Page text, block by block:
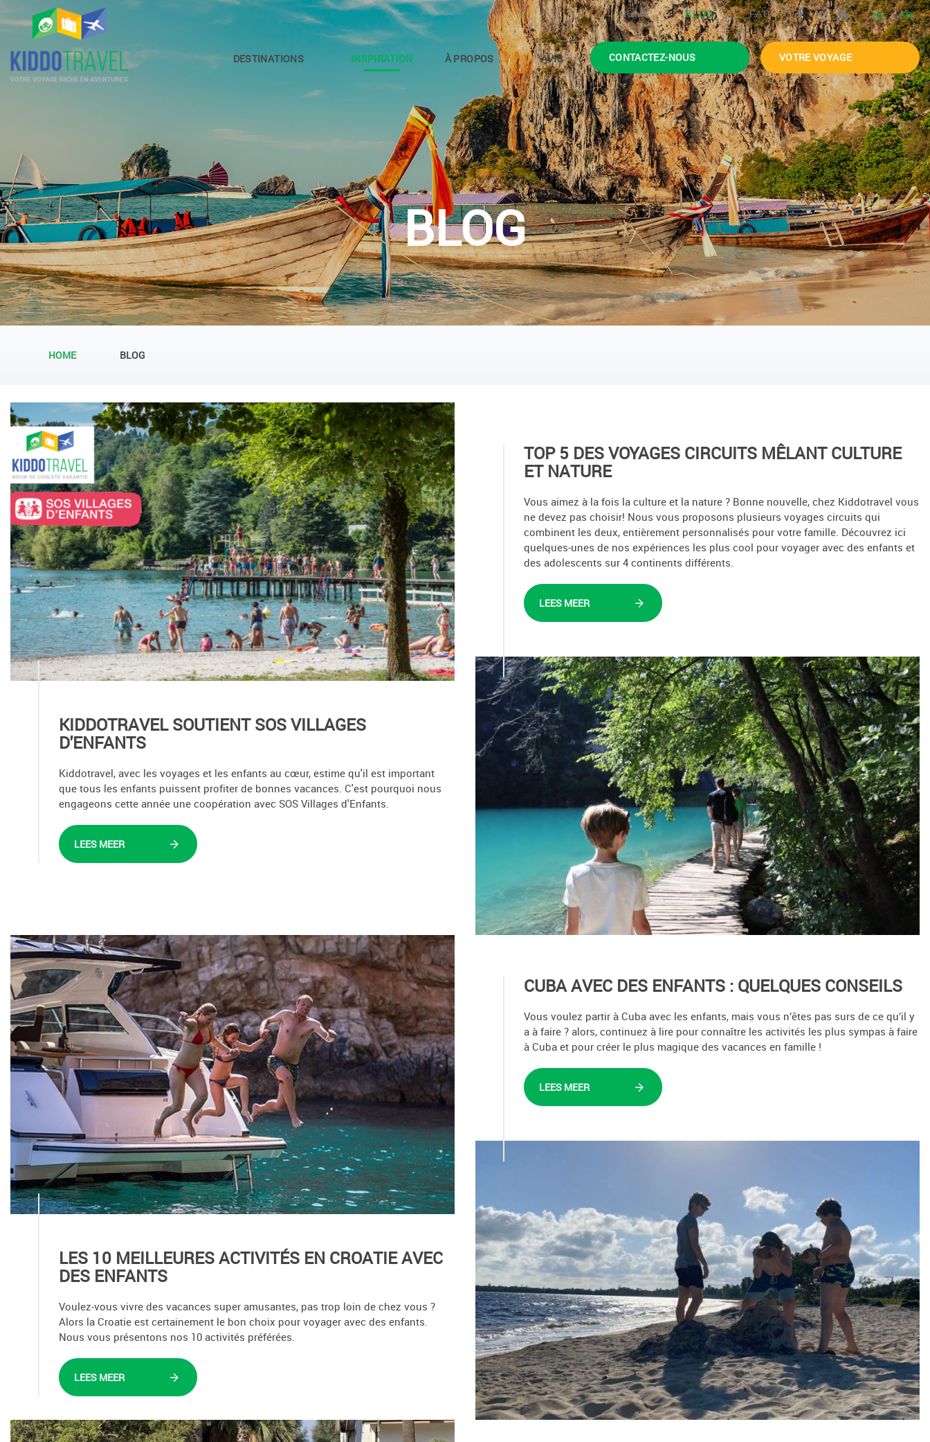
HOME BLOG FAQ NL FR
DESTINATIONS INSPIRATION À PROPOS AVIS CONTACTEZ-NOUS VOTRE VOYAGE
BLOG
HOME BLOG
KIDDOTRAVEL SOUTIENT SOS VILLAGES
D'ENFANTS
Kiddotravel, avec les voyages et les enfants au cœur, estime qu'il est important
que tous les enfants puissent profiter de bonnes vacances. C'est pourquoi nous
engageons cette année une coopération avec SOS Villages d'Enfants.
LEES MEER
TOP 5 DES VOYAGES CIRCUITS MÊLANT CULTURE
ET NATURE
Vous aimez à la fois la culture et la nature ? Bonne nouvelle, chez Kiddotravel vous
ne devez pas choisir! Nous vous proposons plusieurs voyages circuits qui
combinent les deux, entièrement personnalisés pour votre famille. Découvrez ici
quelques-unes de nos expériences les plus cool pour voyager avec des enfants et
des adolescents sur 4 continents différents.
LEES MEER
LES 10 MEILLEURES ACTIVITÉS EN CROATIE AVEC
DES ENFANTS
Voulez-vous vivre des vacances super amusantes, pas trop loin de chez vous ?
Alors la Croatie est certainement le bon choix pour voyager avec des enfants.
Nous vous présentons nos 10 activités préférées.
LEES MEER
CUBA AVEC DES ENFANTS : QUELQUES CONSEILS
Vous voulez partir à Cuba avec les enfants, mais vous n’êtes pas surs de ce qu’il y
a à faire ? alors, continuez à lire pour connaître les activités les plus sympas à faire
à Cuba et pour créer le plus magique des vacances en famille !
LEES MEER